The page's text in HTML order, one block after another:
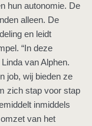
hun autonomie. De
alleen. De
en leidt
“In deze
van Alphen.
job, wij bieden ze
zich stap voor stap
inmiddels
van het